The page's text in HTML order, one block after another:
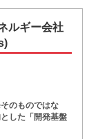
ルギー会社
のものではな
した「開発基盤